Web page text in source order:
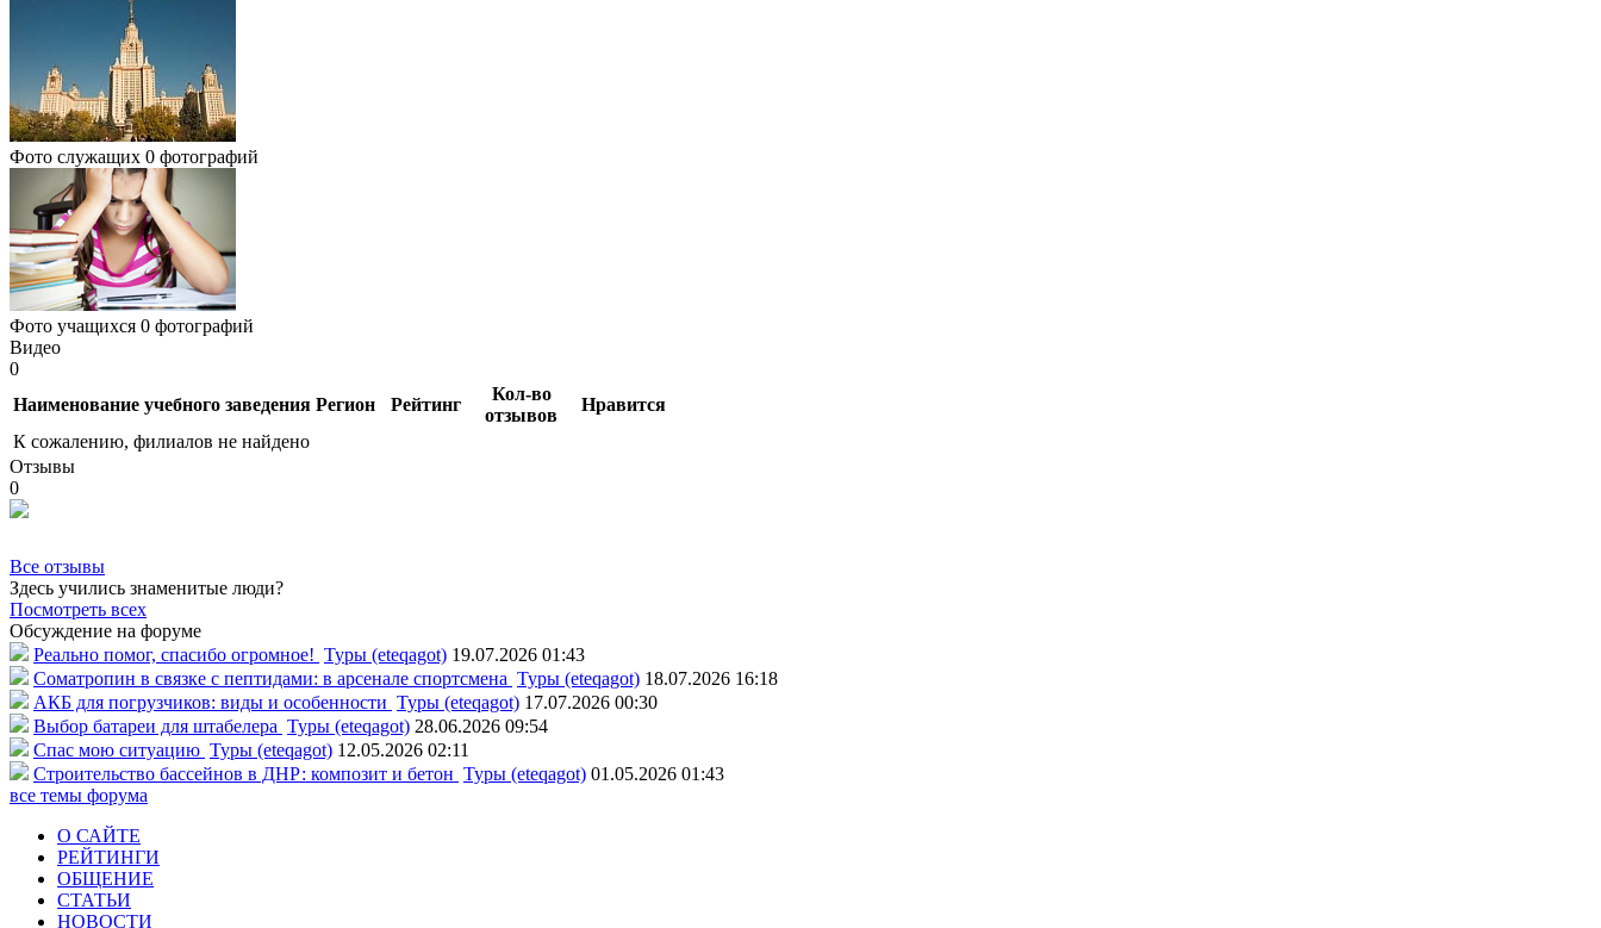
Фото служащих 0 фотографий
Фото учащихся 0 фотографий
Видео
0
Наименование учебного заведения Регион Рейтинг
Кол-во
отзывов
Нравится
К сожалению, филиалов не найдено
Отзывы
0
Все отзывы
Здесь учились знаменитые люди?
Посмотреть всех
Обсуждение на форуме
Реально помог, спасибо огромное! Туры (eteqagot) 19.07.2026 01:43
Соматропин в связке с пептидами: в арсенале спортсмена Туры (eteqagot) 18.07.2026 16:18
АКБ для погрузчиков: виды и особенности Туры (eteqagot) 17.07.2026 00:30
Выбор батареи для штабелера Туры (eteqagot) 28.06.2026 09:54
Спас мою ситуацию Туры (eteqagot) 12.05.2026 02:11
Строительство бассейнов в ДНР: композит и бетон Туры (eteqagot) 01.05.2026 01:43
все темы форума
О САЙТЕ
РЕЙТИНГИ
ОБЩЕНИЕ
СТАТЬИ
НОВОСТИ